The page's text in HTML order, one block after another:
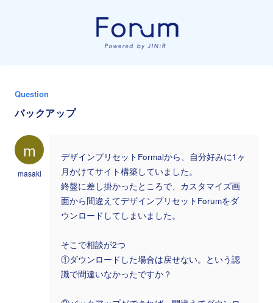
Question
バックアップ
m
masaki
デザインプリセットFormalから、自分好みに1ヶ
月かけてサイト構築していました。
終盤に差し掛かったところで、カスタマイズ画
面から間違えてデザインプリセットForumをダ
ウンロードしてしまいました。
そこで相談が2つ
①ダウンロードした場合は戻せない。という認
識で間違いなかったですか？